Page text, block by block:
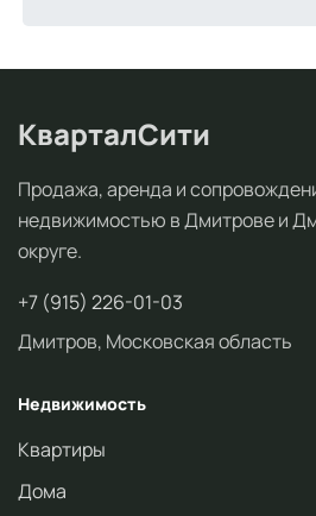
КварталСити
Продажа, аренда и
недвижимостью в Дмитрове и
округе.
+7 (915) 226-01-03
Дмитров, Московская область
Недвижимость
Квартиры
Дома